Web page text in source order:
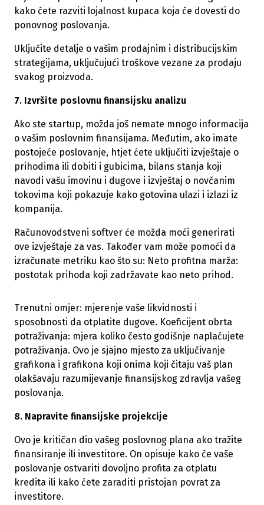
kako ćete razviti lojalnost kupaca koja će dovesti do
ponovnog poslovanja.
Uključite detalje o vašim prodajnim i distribucijskim
strategijama, uključujući troškove vezane za prodaju
svakog proizvoda.
7. Izvršite poslovnu finansijsku analizu
Ako ste startup, možda još nemate mnogo informacija
o vašim poslovnim finansijama. Međutim, ako imate
postojeće poslovanje, htjet ćete uključiti izvještaje o
prihodima ili dobiti i gubicima, bilans stanja koji
navodi vašu imovinu i dugove i izvještaj o novčanim
tokovima koji pokazuje kako gotovina ulazi i izlazi iz
kompanija.
Računovodstveni softver će možda moći generirati
ove izvještaje za vas. Također vam može pomoći da
izračunate metriku kao što su: Neto profitna marža:
postotak prihoda koji zadržavate kao neto prihod.
Trenutni omjer: mjerenje vaše likvidnosti i
sposobnosti da otplatite dugove. Koeficijent obrta
potraživanja: mjera koliko često godišnje naplaćujete
potraživanja. Ovo je sjajno mjesto za uključivanje
grafikona i grafikona koji onima koji čitaju vaš plan
olakšavaju razumijevanje finansijskog zdravlja vašeg
poslovanja.
8. Napravite finansijske projekcije
Ovo je kritičan dio vašeg poslovnog plana ako tražite
finansiranje ili investitore. On opisuje kako će vaše
poslovanje ostvariti dovoljno profita za otplatu
kredita ili kako ćete zaraditi pristojan povrat za
investitore.